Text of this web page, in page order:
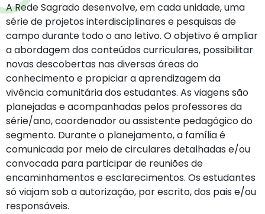
A Rede Sagrado desenvolve, em cada unidade, uma
série de projetos interdisciplinares e pesquisas de
campo durante todo o ano letivo. O objetivo é ampliar
a abordagem dos conteúdos curriculares, possibilitar
novas descobertas nas diversas áreas do
conhecimento e propiciar a aprendizagem da
vivência comunitária dos estudantes. As viagens são
planejadas e acompanhadas pelos professores da
série/ano, coordenador ou assistente pedagógico do
segmento. Durante o planejamento, a família é
comunicada por meio de circulares detalhadas e/ou
convocada para participar de reuniões de
encaminhamentos e esclarecimentos. Os estudantes
só viajam sob a autorização, por escrito, dos pais e/ou
responsáveis.